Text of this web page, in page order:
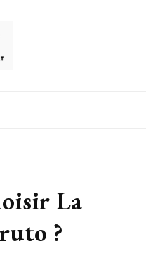
La
?